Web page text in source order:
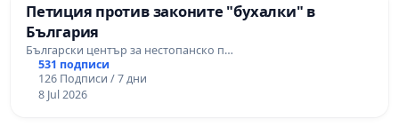
Петиция против законите "бухалки" в
България
Български център за нестопанско п…
531 подписи
126 Подписи / 7 дни
8 Jul 2026